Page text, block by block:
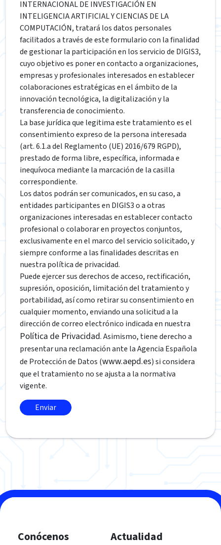
INTERNACIONAL DE INVESTIGACIÓN EN
INTELIGENCIA ARTIFICIAL Y CIENCIAS DE LA
COMPUTACIÓN, tratará los datos personales
facilitados a través de este formulario con la finalidad
de gestionar la participación en los servicio de DIGIS3,
cuyo objetivo es poner en contacto a organizaciones,
empresas y profesionales interesados en establecer
colaboraciones estratégicas en el ámbito de la
innovación tecnológica, la digitalización y la
transferencia de conocimiento.
La base jurídica que legitima este tratamiento es el
consentimiento expreso de la persona interesada
(art. 6.1.a del Reglamento (UE) 2016/679 RGPD),
prestado de forma libre, específica, informada e
inequívoca mediante la marcación de la casilla
correspondiente.
Los datos podrán ser comunicados, en su caso, a
entidades participantes en DIGIS3 o a otras
organizaciones interesadas en establecer contacto
profesional o colaborar en proyectos conjuntos,
exclusivamente en el marco del servicio solicitado, y
siempre conforme a las finalidades descritas en
nuestra política de privacidad.
Puede ejercer sus derechos de acceso, rectificación,
supresión, oposición, limitación del tratamiento y
portabilidad, así como retirar su consentimiento en
cualquier momento, enviando una solicitud a la
dirección de correo electrónico indicada en nuestra
Política de Privacidad. Asimismo, tiene derecho a
presentar una reclamación ante la Agencia Española
de Protección de Datos (www.aepd.es) si considera
que el tratamiento no se ajusta a la normativa
vigente.
Conócenos Actualidad